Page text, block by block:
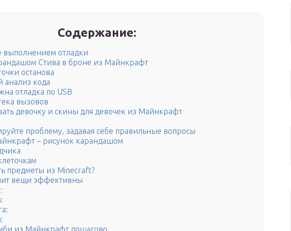
Содержание:
выполнением отладки
Стива в броне из Майнкрафт
останова
анализ кода
отладка по USB
вызовов
девочку и скины для девочек из Майнкрафт
проблему, задавая себе правильные вопросы
– рисунок карандашом
предметы из Minecraft?
вещи эффективны
из Майнкрафт пошагово